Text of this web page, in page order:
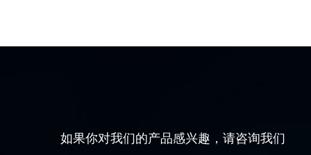
如果你对我们的产品感兴趣，请咨询我们